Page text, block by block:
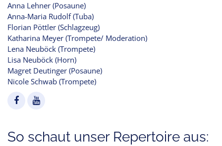
Anna Lehner (Posaune)
Anna-Maria Rudolf (Tuba)
Florian Pöttler (Schlagzeug)
Katharina Meyer (Trompete/ Moderation)
Lena Neuböck (Trompete)
Lisa Neuböck (Horn)
Magret Deutinger (Posaune)
Nicole Schwab (Trompete)
So schaut unser Repertoire aus: